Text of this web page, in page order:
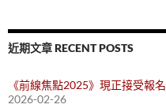
字:
近期文章 RECENT POSTS
《前線焦點2025》現正接受報名
2026-02-26